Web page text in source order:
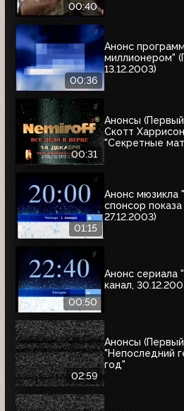
00:40
00:36
Анонс
миллионером"
13.12.2003)
00:31
Анонсы (Первый
Скотт
"Секретные
01:15
Анонс мюзикла
спонсор
27.12.2003)
00:50
Анонс сериала
канал,
02:59
Анонсы (Первый
"Непоследний
год"